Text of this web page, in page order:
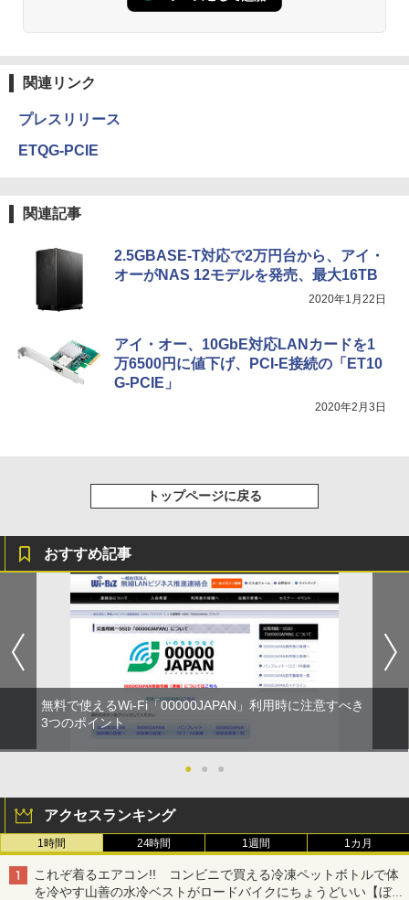
関連リンク
プレスリリース
ETQG-PCIE
関連記事
2.5GBASE-T対応で2万円台から、アイ・
オーがNAS 12モデルを発売、最大16TB
2020年1月22日
アイ・オー、10GbE対応LANカードを1
万6500円に値下げ、PCI-E接続の「ET10
G-PCIE」
2020年2月3日
トップページに戻る
おすすめ記事
無料で使えるWi-Fi「00000JAPAN」利用時に注意すべき
3つのポイント
● ● ●
アクセスランキング
1時間 24時間 1週間 1カ月
これぞ着るエアコン!! コンビニで買える冷凍ペットボトルで体
を冷やす山善の水冷ベストがロードバイクにちょうどいい【ぼっ